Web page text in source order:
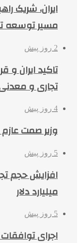
ایران، شریک
مسیر توسعه
2 روز پیش
تاکید ایران
تجاری و
4 روز پیش
وزیر صمت
5 روز پیش
میلیارد دلار
5 روز پیش
اجرای